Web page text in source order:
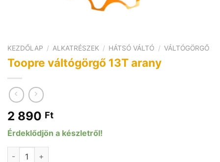
KEZDŐLAP / ALKATRÉSZEK / HÁTSÓ VÁLTÓ / VÁLTÓGÖRGŐ
Toopre váltógörgő 13T arany
2 890 Ft
Érdeklődjön a készletről!